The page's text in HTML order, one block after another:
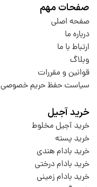
صفحات مهم
صفحه اصلی
درباره ما
ارتباط با ما
وبلاگ
قوانین و مقررات
سیاست حفظ حریم خصوصی
خرید آجیل
خرید آجیل مخلوط
خرید پسته
خرید بادام هندی
خرید بادام درختی
خرید بادام زمینی